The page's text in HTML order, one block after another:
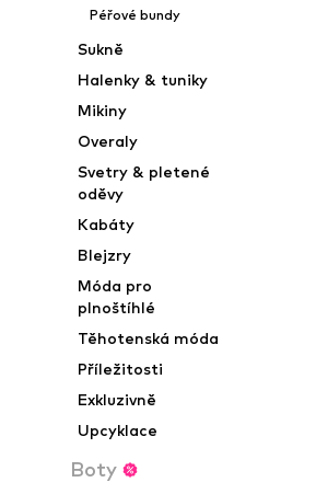
Péřové bundy
Sukně
Halenky & tuniky
Mikiny
Overaly
Svetry & pletené
oděvy
Kabáty
Blejzry
Móda pro
plnoštíhlé
Těhotenská móda
Příležitosti
Exkluzivně
Upcyklace
Boty